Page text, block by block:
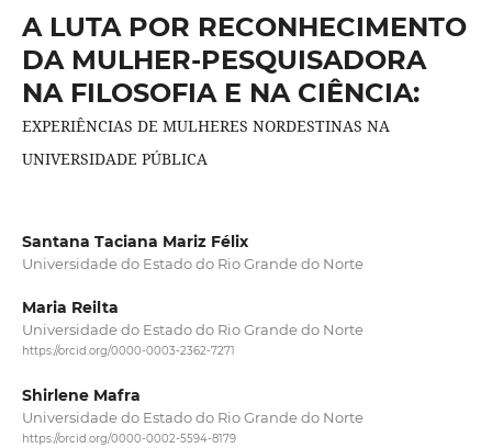
A LUTA POR RECONHECIMENTO
DA MULHER-PESQUISADORA
NA FILOSOFIA E NA CIÊNCIA:
EXPERIÊNCIAS DE MULHERES NORDESTINAS NA
UNIVERSIDADE PÚBLICA
Santana Taciana Mariz Félix
Universidade do Estado do Rio Grande do Norte
Maria Reilta
Universidade do Estado do Rio Grande do Norte
https://orcid.org/0000-0003-2362-7271
Shirlene Mafra
Universidade do Estado do Rio Grande do Norte
https://orcid.org/0000-0002-5594-8179